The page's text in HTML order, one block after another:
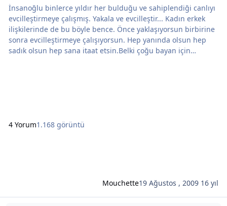
İnsanoğlu binlerce yıldır her bulduğu ve sahiplendiği canlıyı
evcilleştirmeye çalışmış. Yakala ve evcilleştir... Kadın erkek
ilişkilerinde de bu böyle bence. Önce yaklaşıyorsun birbirine
sonra evcilleştirmeye çalışıyorsun. Hep yanında olsun hep
sadık olsun hep sana itaat etsin.Belki çoğu bayan için
4 Yorum1.168 görüntü
Mouchette19 Ağustos , 2009 16 yıl